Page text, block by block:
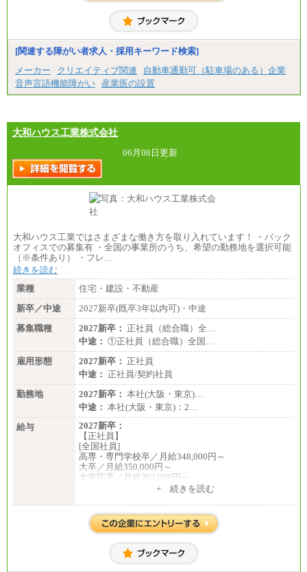
＜募集各社・全職種共通＞
月給21万円以上～
※試用期間中の給与に変更はありません。
ます。
[関連する障がい者求人・採用キーワード検索]
メーカー
クリエイティブ関連
自動車通勤可（駐車場のある）企業
音声言語機能障がい
産業医の設置
大和ハウス工業株式会社
06月08日更新
大和ハウス工業ではさまざまな働き方を取り入れています！ ・バック
オフィスでの募集有 ・全国の事業所のうち、希望の勤務地を選択可能
（※条件あり） ・フレ…
続きを読む
業種
住宅・建設・不動産
新卒／中途
2027新卒(既卒3年以内可)・中途
募集職種
2027新卒： 正社員（総合職）全…
中途： ①正社員（総合職）全国…
雇用形態
2027新卒： 正社員
中途： 正社員/契約社員
勤務地
2027新卒： 本社(大阪・東京)…
中途： 本社(大阪・東京)：2…
給与
2027新卒：
【正社員】
[全国社員]
高専・専門学校卒／月給348,000円～
大卒／月給350,000円～
大学院卒／月給362,000円～
[地域社員]月給295,000円～
【正社員】
[全国社員]月給348,000円～
[地域社員]月給295,000円～
【契約社員】月給200,000円～
+ 続きを読む